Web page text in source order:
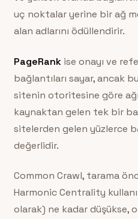
uç noktalar yerine bir ağ
alan adlarını ödüllendirir.
PageRankise onayı ve
bağlantıları sayar, ancak
sitenin otoritesine göre
kaynaktan gelen tek bir
sitelerden gelen yüzlerce
değerlidir.
Common Crawl, tarama
Harmonic Centrality
olarak) ne kadar düşükse, o